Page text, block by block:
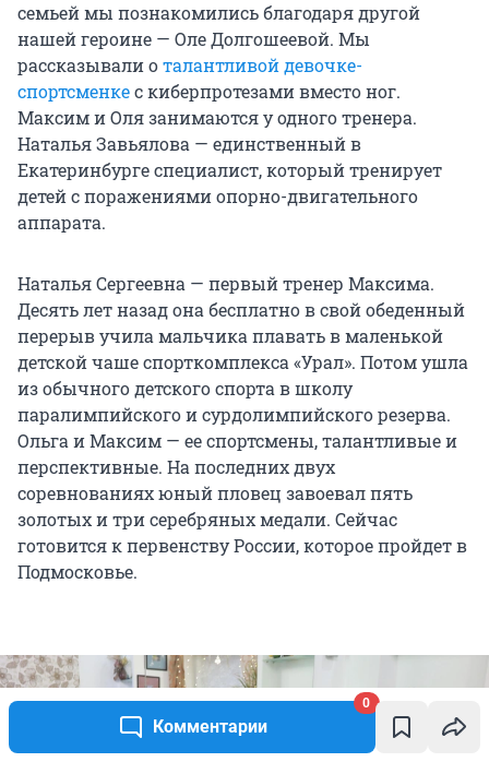
Комментарии
0
семьей мы познакомились благодаря другой
нашей героине — Оле Долгошеевой. Мы
рассказывали оталантливой девочке-
спортсменкес киберпротезами вместо ног.
Максим и Оля занимаются у одного тренера.
Наталья Завьялова — единственный в
Екатеринбурге специалист, который тренирует
детей с поражениями опорно-двигательного
аппарата.
Наталья Сергеевна — первый тренер Максима.
Десять лет назад она бесплатно в свой обеденный
перерыв учила мальчика плавать в маленькой
детской чаше спорткомплекса «Урал». Потом ушла
из обычного детского спорта в школу
паралимпийского и сурдолимпийского резерва.
Ольга и Максим — ее спортсмены, талантливые и
перспективные. На последних двух
соревнованиях юный пловец завоевал пять
золотых и три серебряных медали. Сейчас
готовится к первенству России, которое пройдет в
Подмосковье.